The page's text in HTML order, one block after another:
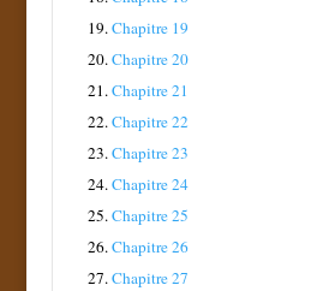
19.Chapitre 19
20.Chapitre 20
21.Chapitre 21
22.Chapitre 22
23.Chapitre 23
24.Chapitre 24
25.Chapitre 25
26.Chapitre 26
27.Chapitre 27